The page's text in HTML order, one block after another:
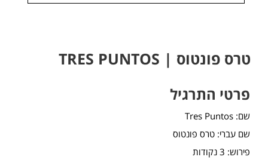
טרס פונטוס | TRES PUNTOS
פרטי התרגיל
שם: Tres Puntos
שם עברי: טרס פונטוס
פירוש: 3 נקודות